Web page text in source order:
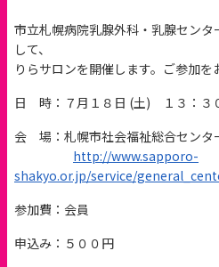
市立札幌病院乳腺外科・乳腺セン
して、
りらサロンを開催します。ご参加を
日 時：７月１８日 (土) １３：３
会 場：札幌市社会福祉総合セン
http://www.sapporo-
shakyo.or.jp/service/
参加費：会員
申込み：５００円